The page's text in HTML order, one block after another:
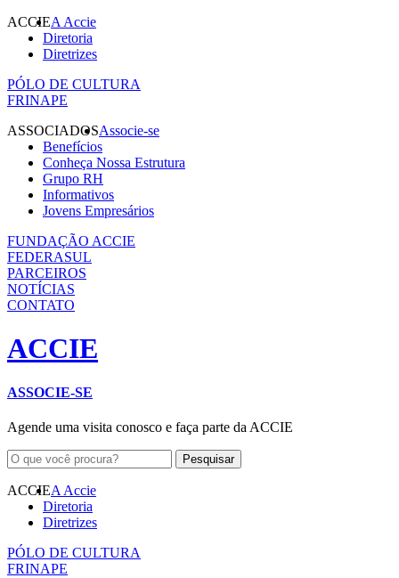
ACCIEA Accie
Diretoria
Diretrizes
PÓLO DE CULTURA
FRINAPE
ASSOCIADOSAssocie-se
Benefícios
Conheça Nossa Estrutura
Grupo RH
Informativos
Jovens Empresários
FUNDAÇÃO ACCIE
FEDERASUL
PARCEIROS
NOTÍCIAS
CONTATO
ACCIE
ASSOCIE-SE
Agende uma visita conosco e faça parte da ACCIE
ACCIEA Accie
Diretoria
Diretrizes
PÓLO DE CULTURA
FRINAPE